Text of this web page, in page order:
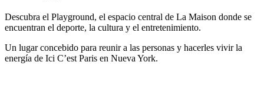
Descubra el Playground, el espacio central de La Maison donde se
encuentran el deporte, la cultura y el entretenimiento.
Un lugar concebido para reunir a las personas y hacerles vivir la
energía de Ici C’est Paris en Nueva York.